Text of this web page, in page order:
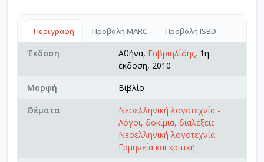
Περιγραφή Προβολή MARC Προβολή ISBD
Έκδοση Αθήνα, Γαβριηλίδης, 1η
έκδοση, 2010
Μορφή
Βιβλίο
Θέματα
Νεοελληνική λογοτεχνία -
Λόγοι, δοκίμια, διαλέξεις
Νεοελληνική λογοτεχνία -
Ερμηνεία και κριτική